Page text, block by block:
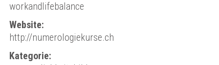
workandlifebalance
Website:
http://numerologiekurse.ch
Kategorie: